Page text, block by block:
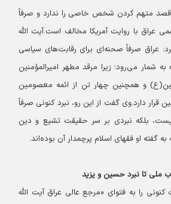
قصد متهم کردن شخص خاصی را ندارد و صرفاً
با روایت آمریکا مخالف است.آیت الله
عراق صرفاً صحنه‌ای برای رقابت‌های سیاسی
شمار می‌رود؛ زیرا مرقد مطهر امیرالمؤمنین
و همچنین چهار تن از ائمه معصومین
دارد.وی گفت از این رو، نبرد کنونی صرفاً
بلکه نبردی بر سر حقیقت تشیع و دین
او فقهای اسلام پرچمدار آن بوده‌اند.
ملی تا نبرد حسین و یزید
را به فتوای «مرجع عالی عراق آیت الله